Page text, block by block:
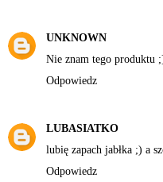
UNKNOWN
Nie znam tego produktu
Odpowiedz
LUBASIATKO
lubię zapach jabłka ;) a
Odpowiedz